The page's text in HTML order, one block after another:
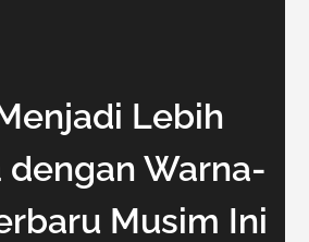
Lebih
dengan Warna-
Musim Ini